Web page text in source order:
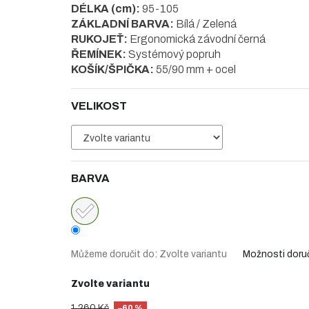
Zvolte variantu
VELIKOST
BARVA
Můžeme doručit do: Zvolte variantu Možnosti
DÉLKA (cm): 95-105
ZÁKLADNÍ BARVA: Bílá / Zelená
RUKOJEŤ: Ergonomická závodní černá
ŘEMÍNEK: Systémový popruh
KOŠÍK/ŠPIČKA: 55/90 mm + ocel